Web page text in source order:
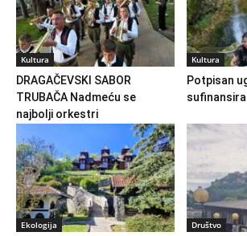
Kultura
DRAGAČEVSKI SABOR
TRUBAČA Nadmeću se
najbolji orkestri
Kultura
Potpisan
Ekologija Društvo